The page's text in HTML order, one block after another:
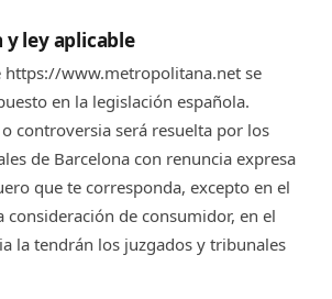
y ley aplicable
https://www.metropolitana.net se
en la legislación española.
controversia será resuelta por los
de Barcelona con renuncia expresa
que te corresponda, excepto en el
consideración de consumidor, en el
la tendrán los juzgados y tribunales